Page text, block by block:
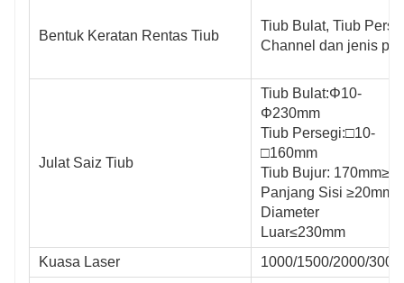
Bentuk Keratan Rentas Tiub
Tiub Bulat, Tiub
Channel dan jenis
Julat Saiz Tiub
Tiub Bulat:Φ10-
Φ230mm
Tiub Persegi:□10-
□160mm
Tiub Bujur: 170mm≥
Panjang Sisi ≥20mm,
Diameter
Luar≤230mm
Kuasa Laser
1000/1500/2000/
6516Q
Tiub Bulat Φ10-Φ160mm